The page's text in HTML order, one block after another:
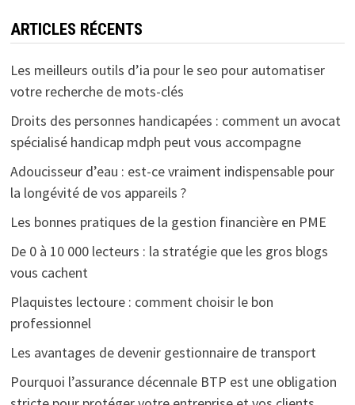
ARTICLES RÉCENTS
Les meilleurs outils d’ia pour le seo pour automatiser
votre recherche de mots-clés
Droits des personnes handicapées : comment un avocat
spécialisé handicap mdph peut vous accompagne
Adoucisseur d’eau : est-ce vraiment indispensable pour
la longévité de vos appareils ?
Les bonnes pratiques de la gestion financière en PME
De 0 à 10 000 lecteurs : la stratégie que les gros blogs
vous cachent
Plaquistes lectoure : comment choisir le bon
professionnel
Les avantages de devenir gestionnaire de transport
Pourquoi l’assurance décennale BTP est une obligation